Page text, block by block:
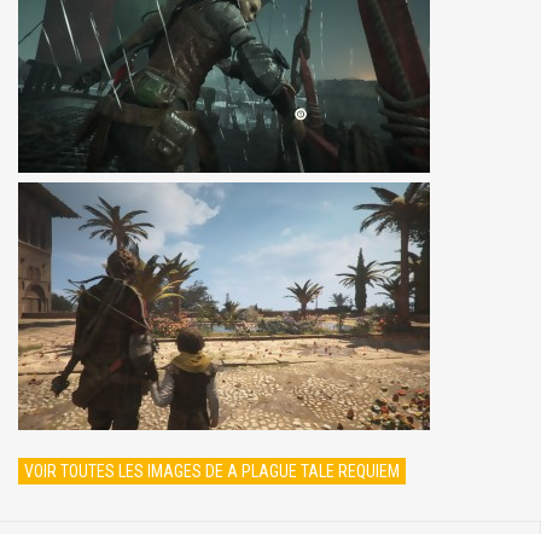
VOIR TOUTES LES IMAGES DE A PLAGUE TALE REQUIEM